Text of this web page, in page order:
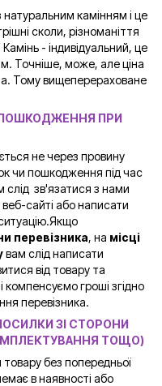
камінням і це
сколи, різноманіття
- індивідуальний, це
Точніше, може, але ціна
Тому вищеперераховане
ПОШКОДЖЕННЯ ПРИ
не через провину
чи пошкодження під час
слід зв'язатися з нами
сайті або написати
перевізника, на місці
вам слід написати
від товару та
гроші згідно
перевізника.
ЗІ СТОРОНИ
ТОЩО)
без попередньої
в наявності або